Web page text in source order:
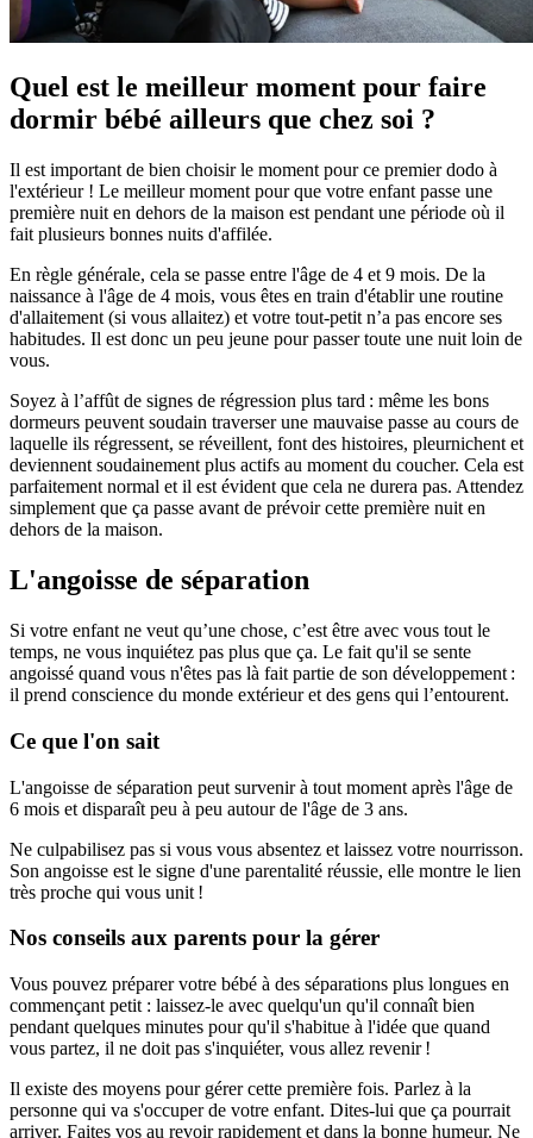
Quel est le meilleur moment pour faire
dormir bébé ailleurs que chez soi ?
Il est important de bien choisir le moment pour ce premier dodo à
l'extérieur ! Le meilleur moment pour que votre enfant passe une
première nuit en dehors de la maison est pendant une période où il
fait plusieurs bonnes nuits d'affilée.
En règle générale, cela se passe entre l'âge de 4 et 9 mois. De la
naissance à l'âge de 4 mois, vous êtes en train d'établir une routine
d'allaitement (si vous allaitez) et votre tout-petit n’a pas encore ses
habitudes. Il est donc un peu jeune pour passer toute une nuit loin de
vous.
Soyez à l’affût de signes de régression plus tard : même les bons
dormeurs peuvent soudain traverser une mauvaise passe au cours de
laquelle ils régressent, se réveillent, font des histoires, pleurnichent et
deviennent soudainement plus actifs au moment du coucher. Cela est
parfaitement normal et il est évident que cela ne durera pas. Attendez
simplement que ça passe avant de prévoir cette première nuit en
dehors de la maison.
L'angoisse de séparation
Si votre enfant ne veut qu’une chose, c’est être avec vous tout le
temps, ne vous inquiétez pas plus que ça. Le fait qu'il se sente
angoissé quand vous n'êtes pas là fait partie de son développement :
il prend conscience du monde extérieur et des gens qui l’entourent.
Ce que l'on sait
L'angoisse de séparation peut survenir à tout moment après l'âge de
6 mois et disparaît peu à peu autour de l'âge de 3 ans.
Ne culpabilisez pas si vous vous absentez et laissez votre nourrisson.
Son angoisse est le signe d'une parentalité réussie, elle montre le lien
très proche qui vous unit !
Nos conseils aux parents pour la gérer
Vous pouvez préparer votre bébé à des séparations plus longues en
commençant petit : laissez-le avec quelqu'un qu'il connaît bien
pendant quelques minutes pour qu'il s'habitue à l'idée que quand
vous partez, il ne doit pas s'inquiéter, vous allez revenir !
Il existe des moyens pour gérer cette première fois. Parlez à la
personne qui va s'occuper de votre enfant. Dites-lui que ça pourrait
arriver. Faites vos au revoir rapidement et dans la bonne humeur. Ne